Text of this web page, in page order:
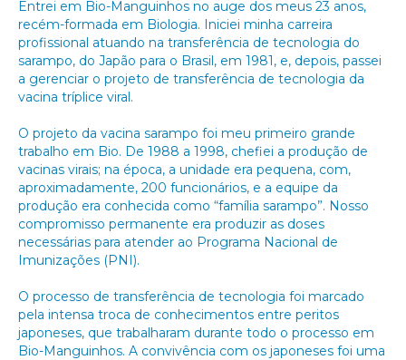
Entrei em Bio-Manguinhos no auge dos meus 23 anos,
recém-formada em Biologia. Iniciei minha carreira
profissional atuando na transferência de tecnologia do
sarampo, do Japão para o Brasil, em 1981, e, depois, passei
a gerenciar o projeto de transferência de tecnologia da
vacina tríplice viral.
O projeto da vacina sarampo foi meu primeiro grande
trabalho em Bio. De 1988 a 1998, chefiei a produção de
vacinas virais; na época, a unidade era pequena, com,
aproximadamente, 200 funcionários, e a equipe da
produção era conhecida como “família sarampo”. Nosso
compromisso permanente era produzir as doses
necessárias para atender ao Programa Nacional de
Imunizações (PNI).
O processo de transferência de tecnologia foi marcado
pela intensa troca de conhecimentos entre peritos
japoneses, que trabalharam durante todo o processo em
Bio-Manguinhos. A convivência com os japoneses foi uma